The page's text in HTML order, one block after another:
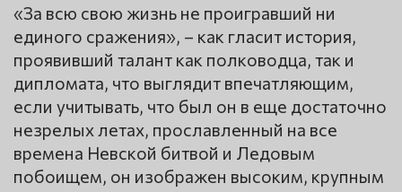
«За всю свою жизнь не проигравший ни
единого сражения», – как гласит история,
проявивший талант как полководца, так и
дипломата, что выглядит впечатляющим,
если учитывать, что был он в еще достаточно
незрелых летах, прославленный на все
времена Невской битвой и Ледовым
побоищем, он изображен высоким, крупным